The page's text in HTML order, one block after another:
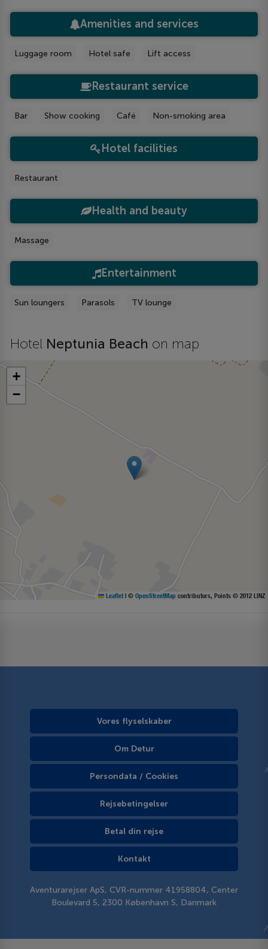
Amenities and services
Luggage room Hotel safe Lift access
Restaurant service
Bar Show cooking Café Non-smoking area
Hotel facilities
Restaurant
Health and beauty
Massage
Entertainment
Sun loungers Parasols TV lounge
Hotel Neptunia Beach on map
+
−
Leaflet | © OpenStreetMap contributors, Points © 2012 LINZ
Vores flyselskaber
Om Detur
Persondata / Cookies
Rejsebetingelser
Betal din rejse
Kontakt
Aventurarejser ApS, CVR-nummer 41958804, Center
Boulevard 5, 2300 København S, Danmark